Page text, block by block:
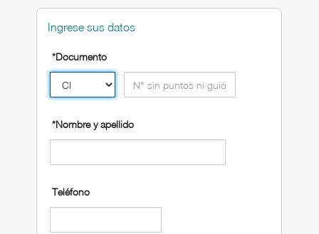
Ingrese sus datos
*Documento
*Nombre y apellido
Teléfono